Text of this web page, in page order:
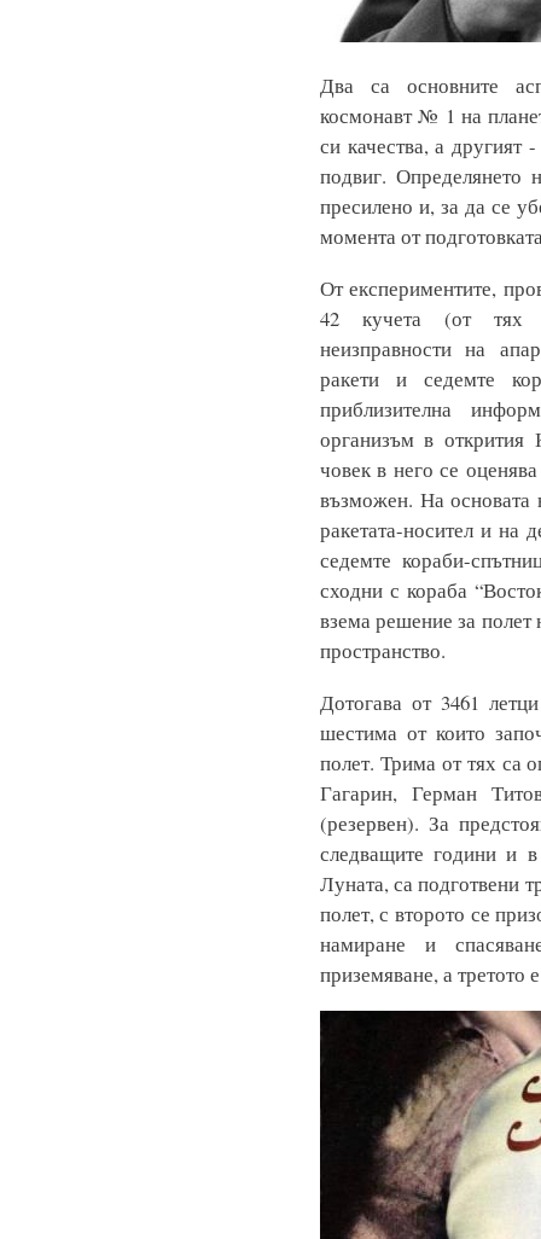
Два са основните
космонавт № 1 на
си качества, а другият
подвиг. Определянето
пресилено и, за да се
момента от
От експериментите,
42 кучета (от тях
неизправности на
ракети и седемте
приблизителна
организъм в открития
човек в него се
възможен. На основата
ракетата-носител и на
седемте кораби-
сходни с кораба
взема решение за полет
пространство.
Дотогава от 3461
шестима от които
полет. Трима от тях са
Гагарин, Герман
(резервен). За
следващите години и
Луната, са подготвени
полет, с второто се
намиране и
приземяване, а третото